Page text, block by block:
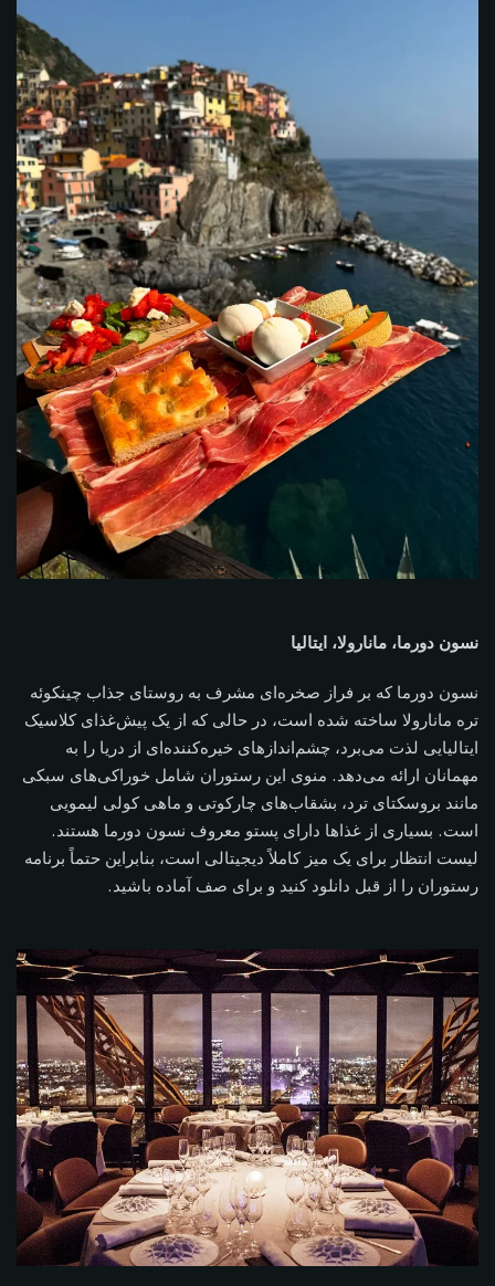
نسون دورما، مانارولا، ایتالیا
نسون دورما که بر فراز صخره‌ای مشرف به روستای جذاب چینکوئه
تره مانارولا ساخته شده است، در حالی که از یک پیش‌غذای کلاسیک
ایتالیایی لذت می‌برد، چشم‌اندازهای خیره‌کننده‌ای از دریا را به
مهمانان ارائه می‌دهد. منوی این رستوران شامل خوراکی‌های سبکی
مانند بروسکتای ترد، بشقاب‌های چارکوتی و ماهی کولی لیمویی
است. بسیاری از غذاها دارای پستو معروف نسون دورما هستند.
لیست انتظار برای یک میز کاملاً دیجیتالی است، بنابراین حتماً برنامه
رستوران را از قبل دانلود کنید و برای صف آماده باشید.